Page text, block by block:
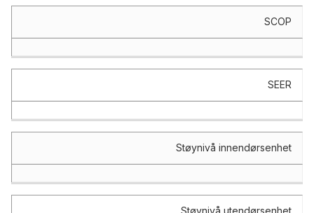
SCOP
SEER
Støynivå innendørsenhet
Støynivå utendørsenhet